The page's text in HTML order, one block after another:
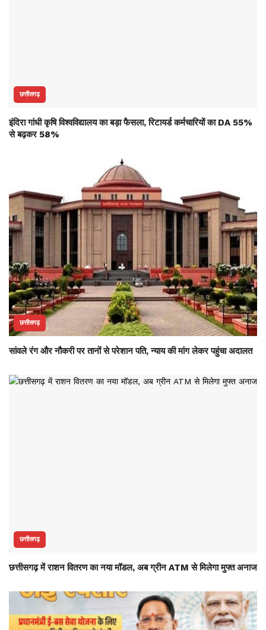
छत्तीसगढ़
इंदिरा गांधी कृषि विश्वविद्यालय का बड़ा फैसला, रिटायर्ड कर्मचारियों का DA 55%
से बढ़कर 58%
छत्तीसगढ़
सांवले रंग और नौकरी पर तानों से परेशान पति, न्याय की मांग लेकर पहुंचा अदालत
छत्तीसगढ़
छत्तीसगढ़ में राशन वितरण का नया मॉडल, अब ग्रीन ATM से मिलेगा मुफ्त अनाज